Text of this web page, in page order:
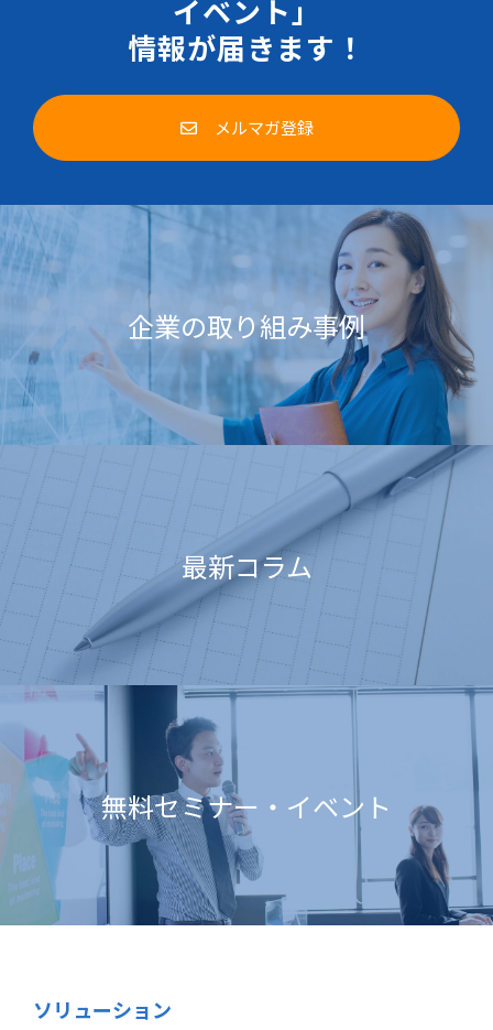
イベント」
情報が届きます！
メルマガ登録
企業の取り組み事例
最新コラム
無料セミナー・イベント
ソリューション